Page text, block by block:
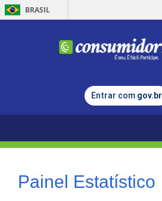
BRASIL
Entrar com gov.br
Painel Estatístico